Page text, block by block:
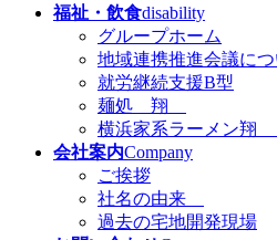
福祉・飲食disability
グループホーム
地域連携推進会議につ
就労継続支援B型
麺処 翔
横浜家系ラーメン翔
会社案内Company
ご挨拶
社名の由来
過去の宅地開発現場